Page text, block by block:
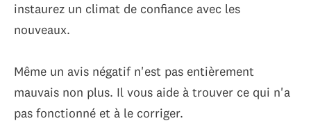
instaurez un climat de confiance avec les
nouveaux.
Même un avis négatif n'est pas entièrement
mauvais non plus. Il vous aide à trouver ce qui n'a
pas fonctionné et à le corriger.